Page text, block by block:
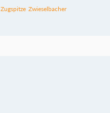
Zugspitze Zwieselbacher